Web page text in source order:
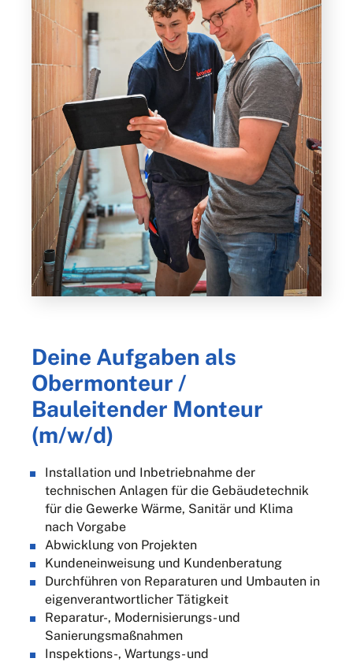
Deine Aufgaben als
Obermonteur /
Bauleitender Monteur
(m/w/d)
Installation und Inbetriebnahme der
technischen Anlagen für die Gebäudetechnik
für die Gewerke Wärme, Sanitär und Klima
nach Vorgabe
Abwicklung von Projekten
Kundeneinweisung und Kundenberatung
Durchführen von Reparaturen und Umbauten in
eigenverantwortlicher Tätigkeit
Reparatur-, Modernisierungs- und
Sanierungsmaßnahmen
Inspektions-, Wartungs- und